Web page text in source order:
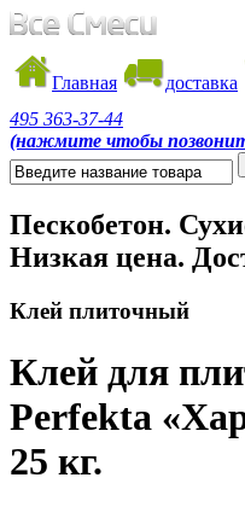
Главная доставка
495 363-37-44
(нажмите чтобы
Пескобетон.
Низкая цена.
Клей плиточный
Клей для
Perfekta
25 кг.